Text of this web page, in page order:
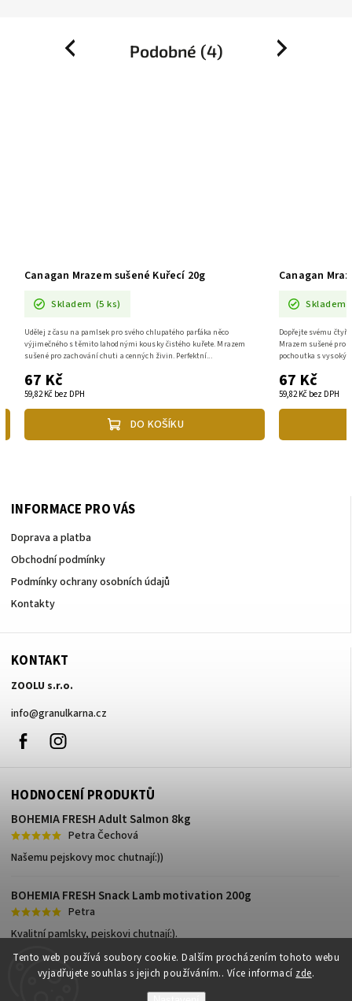
Tento web používá soubory cookie. Dalším procházením tohoto webu
vyjadřujete souhlas s jejich používáním.. Více informací zde.
Podobné (4)
Previous
Canagan Mrazem sušené Kuřecí 20g
Skladem (5 ks)
59,82 Kč bez DPH
67 Kč
DO KOŠÍKU
Udělej z času na pamlsek pro svého chlupatého parťáka něco
výjimečného s těmito lahodnými kousky čistého kuřete. Mrazem
sušené pro zachování chuti a cenných živin. Perfektní...
Canagan
Skladem
59,82 Kč bez DPH
67 Kč
Dopřejte svému
Mrazem sušené pro
pochoutka s
Next
INFORMACE PRO VÁS
Doprava a platba
Obchodní podmínky
Podmínky ochrany osobních údajů
Kontakty
KONTAKT
ZOOLU s.r.o.
info@granulkarna.cz
Facebook
HODNOCENÍ PRODUKTŮ
BOHEMIA FRESH Adult Salmon 8kg
Petra Čechová
Našemu pejskovy moc chutnají:))
BOHEMIA FRESH Snack Lamb motivation 200g
Petra
Kvalitní pamlsky, pejskovi chutnají:).